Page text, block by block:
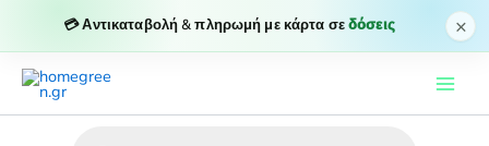
💳 Αντικαταβολή & πληρωμή με κάρτα σεδόσεις ×
Μετάβαση
στο
περιεχόμενο
χρώμα
220V
χωρίς